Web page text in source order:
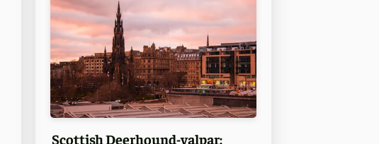
Scottish Deerhound-valpar: